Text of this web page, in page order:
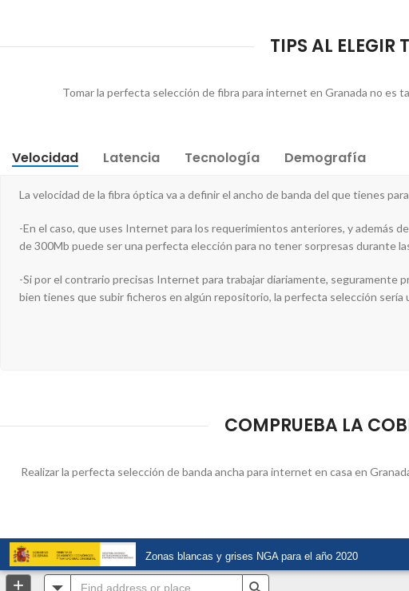
TIPS AL
Tomar la perfecta selección de fibra para internet en Granada no es
Velocidad Latencia Tecnología Demografía
La velocidad de la fibra óptica va a definir el ancho de banda del que tienes
-En el caso, que uses Internet para los requerimientos anteriores, y además
de 300Mb puede ser una perfecta elección para no tener sorpresas durante
-Si por el contrario precisas Internet para trabajar diariamente, seguramente
bien tienes que subir ficheros en algún repositorio, la perfecta selección sería
COMPRUEBA LA
Realizar la perfecta selección de banda ancha para internet en casa en